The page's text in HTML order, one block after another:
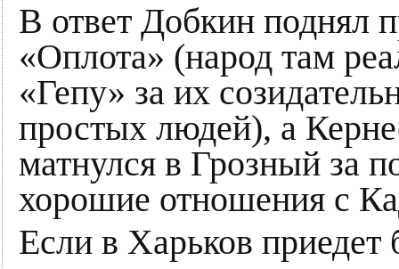
В ответ Добкин поднял
«Оплота» (народ там
«Гепу» за их
простых людей), а
матнулся в Грозный за
хорошие отношения с
Если в Харьков приедет